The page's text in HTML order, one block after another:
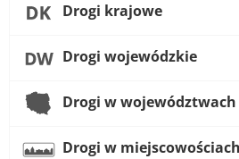
Drogi krajowe
Drogi wojewódzkie
Drogi w województwach
Drogi w miejscowościach